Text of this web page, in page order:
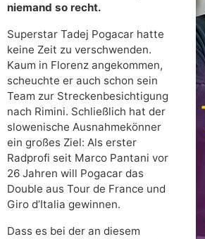
niemand so recht.
Superstar Tadej Pogacar hatte
keine Zeit zu verschwenden.
Kaum in Florenz angekommen,
scheuchte er auch schon sein
Team zur Streckenbesichtigung
nach Rimini. Schließlich hat der
slowenische Ausnahmekönner
ein großes Ziel: Als erster
Radprofi seit Marco Pantani vor
26 Jahren will Pogacar das
Double aus Tour de France und
Giro d’Italia gewinnen.
Dass es bei der an diesem